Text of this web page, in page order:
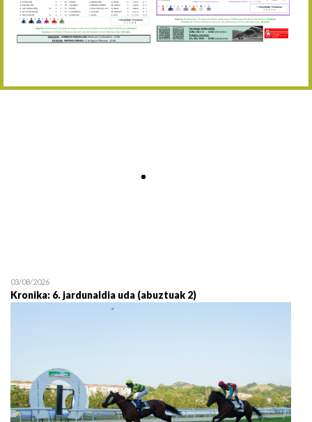
Abuztaren 12a / 12 de
15/08 17:05 Abuztuaren 15a / 15 de
30/08 17:30 Abuztuaren 30a / 30 de
19/07 11:30
03/08/2026
Kronika: 6. jardunaldia uda (abuztuak 2)